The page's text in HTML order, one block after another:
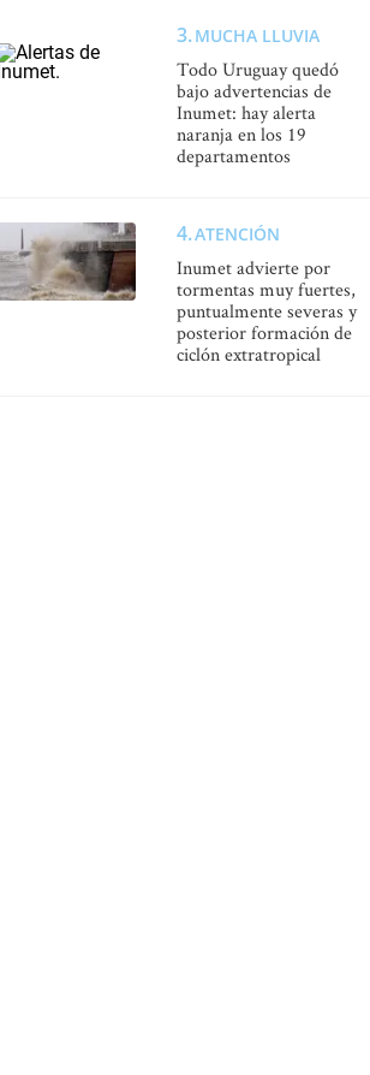
MUCHA LLUVIA
Todo Uruguay quedó
bajo advertencias de
Inumet: hay alerta
naranja en los 19
departamentos
ATENCIÓN
Inumet advierte por
tormentas muy fuertes,
puntualmente severas y
posterior formación de
ciclón extratropical